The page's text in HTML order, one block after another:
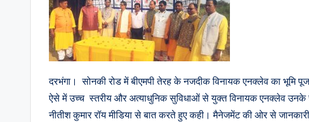
दरभंगा। सोनकी रोड में बीएमपी तेरह के नजदीक विनायक एनक्लेव का भूमि
ऐसे में उच्च स्तरीय और अत्याधुनिक सुविधाओं से युक्त विनायक एनक्लेव उनके
नीतीश कुमार रॉय मीडिया से बात करते हुए कही। मैनेजमेंट की ओर से